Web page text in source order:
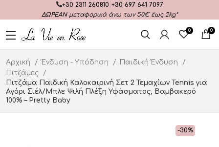
+30 2311 260810 +30 697 641 7097
ΔΩΡΕΑΝμεταφορικά άνω των 50€ έως 2kg*
0 0
Αρχική Ένδυση - Υπόδηση
Παιδική Ένδυση
Πιτζάμες
Πιτζάμα Παιδική Καλοκαιρινή Σετ 2 Τεμαχίων Tennis για
Αγόρι Σιέλ/Μπλε Ψιλή Πλέξη Υφάσματος, Βαμβακερό
100% – Pretty Baby
-30%